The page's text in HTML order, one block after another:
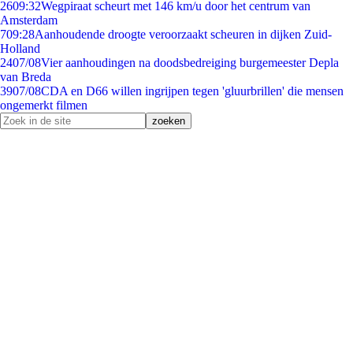
2609:32Wegpiraat scheurt met 146 km/u door het centrum van
Amsterdam
709:28Aanhoudende droogte veroorzaakt scheuren in dijken Zuid-
Holland
2407/08Vier aanhoudingen na doodsbedreiging burgemeester Depla
van Breda
3907/08CDA en D66 willen ingrijpen tegen 'gluurbrillen' die mensen
ongemerkt filmen